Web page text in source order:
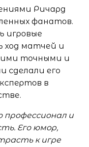
Ричард
фанатов.
игровые
ход матчей и
точными и
сделали его
в
и
Его юмор,
к игре